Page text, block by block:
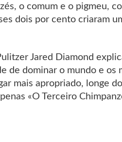
o comum e o pigmeu,
dois por cento criaram
Jared Diamond
de dominar o mundo e
mais apropriado, longe
«O Terceiro